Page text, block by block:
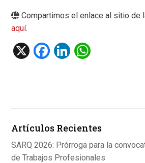
Compartimos el enlace al sitio de
aquí.
X
F
o
k
Li
p
p
Artículos Recientes
SARQ 2026: Prórroga para la
de Trabajos Profesionales